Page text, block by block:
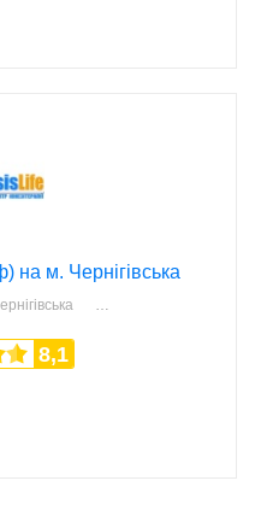
на м. Чернігівська
8,1